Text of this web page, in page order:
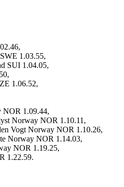
1.03.55,
SUI 1.04.05,
1.06.52,
NOR 1.09.44,
Norway NOR 1.10.11,
Vogt Norway NOR 1.10.26,
Norway NOR 1.14.03,
NOR 1.19.25,
1.22.59.